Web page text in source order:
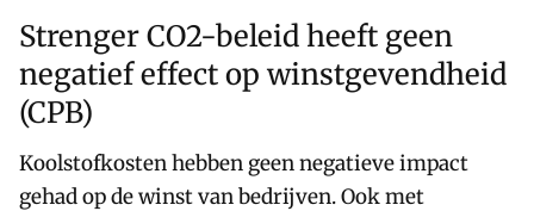
Strenger CO2-beleid heeft geen
negatief effect op winstgevendheid
(CPB)
Koolstofkosten hebben geen negatieve impact
gehad op de winst van bedrijven. Ook met